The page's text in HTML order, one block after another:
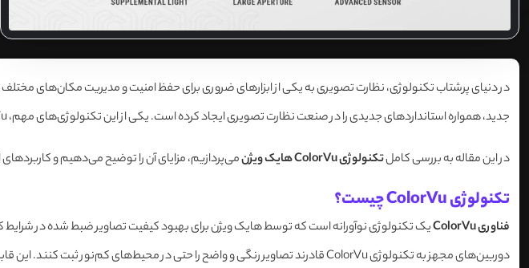
جدید، همواره استانداردهای جدیدی را در صنعت نظارت تصویری ایجاد کرده است. یکی از این تکنولوژی‌های مهم، ColorVu است که هدف آن افزایش کیفیت تصویر در شب و محیط‌های کم‌نور است.
در این مقاله به بررسی کاملتکنولوژی ColorVu هایک ویژن می‌پردازیم، مزایای آن را توضیح می‌دهیم و
تکنولوژی ColorVu چیست؟
فناوری ColorVu
یک تکنولوژی نوآورانه است که توسط هایک ویژن برای بهبود کیفیت تصاویر ضبط شده در
دوربین‌های مجهز به تکنولوژی ColorVu قادرند تصاویر رنگی و واضح را حتی در محیط‌های کم‌نور ثبت کنند. این قابلیت باعث شده تا